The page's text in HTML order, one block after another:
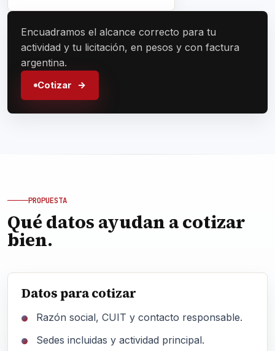
Encuadramos el alcance correcto para tu
actividad y tu licitación, en pesos y con factura
argentina.
Cotizar
PROPUESTA
Qué datos ayudan a cotizar
bien.
Datos para cotizar
Razón social, CUIT y contacto responsable.
Sedes incluidas y actividad principal.